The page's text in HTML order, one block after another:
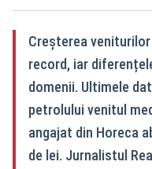
Creșterea
record, iar
domenii. Ultimele
petrolului venitul
angajat din Horeca
de lei. Jurnalistul